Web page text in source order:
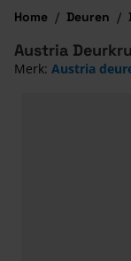
Home / Deuren /
Austria
Merk: Austria